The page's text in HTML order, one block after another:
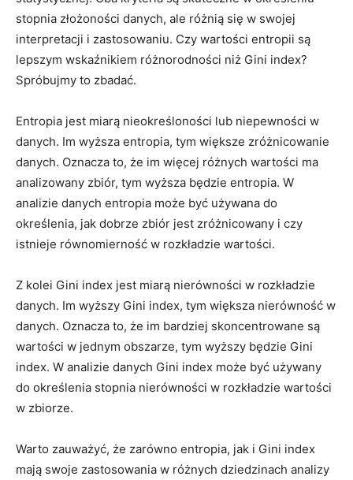
stopnia złożoności danych, ale różnią‌ się w swojej
interpretacji i zastosowaniu. Czy wartości entropii są
lepszym wskaźnikiem różnorodności niż ⁢Gini index?
Spróbujmy to zbadać.
Entropia jest miarą nieokreśloności lub niepewności w
danych. Im wyższa‍ entropia, tym większe zróżnicowanie
⁤danych. Oznacza to, że im więcej różnych wartości ‌ma
analizowany zbiór, tym wyższa będzie entropia. W
analizie danych entropia może być używana do
określenia, jak dobrze zbiór​ jest zróżnicowany i czy
istnieje równomierność w rozkładzie wartości.
Z kolei Gini index jest miarą nierówności w rozkładzie
danych. Im wyższy ‍Gini⁣ index, tym większa nierówność w‍
danych. Oznacza to, że im bardziej skoncentrowane są
wartości w jednym obszarze, tym wyższy​ będzie Gini
index. W analizie​ danych Gini index może być używany
do określenia stopnia nierówności w rozkładzie wartości
w zbiorze.
Warto zauważyć, że zarówno entropia, jak i Gini index
mają swoje zastosowania w różnych dziedzinach analizy